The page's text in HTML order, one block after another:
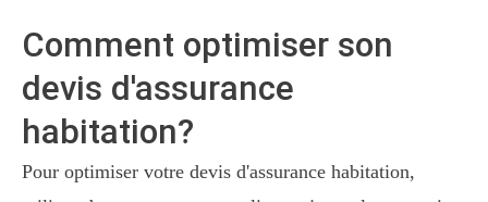
Comment optimiser son
devis d'assurance
habitation?
Pour optimiser votre devis d'assurance habitation,